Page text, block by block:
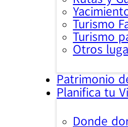
Turismo
Turismo
Otros
Patrimonio
Planifica tu
Donde